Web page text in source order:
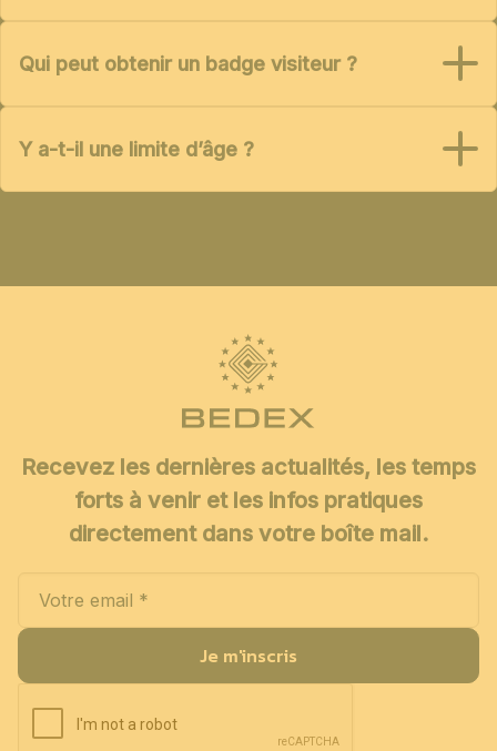
Qui peut obtenir un badge visiteur ?
Y a-t-il une limite d’âge ?
Recevez les dernières actualités, les temps
forts à venir et les infos pratiques
directement dans votre boîte mail.
Je m'inscris